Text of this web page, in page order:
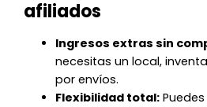
afiliados
Ingresos extras sin
necesitas un local,
por envíos.
Flexibilidad total: